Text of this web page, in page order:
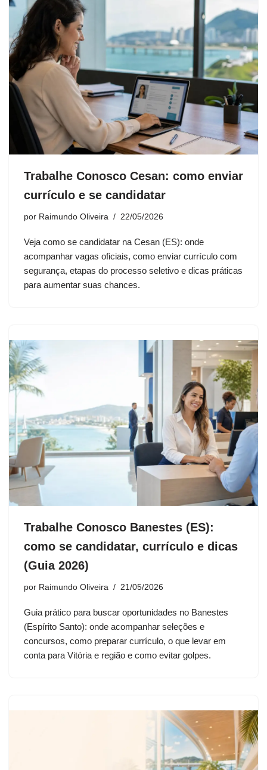
Trabalhe Conosco Cesan: como enviar
currículo e se candidatar
por Raimundo Oliveira 22/05/2026
Veja como se candidatar na Cesan (ES): onde
acompanhar vagas oficiais, como enviar currículo com
segurança, etapas do processo seletivo e dicas práticas
para aumentar suas chances.
Trabalhe Conosco Banestes (ES):
como se candidatar, currículo e dicas
(Guia 2026)
por Raimundo Oliveira 21/05/2026
Guia prático para buscar oportunidades no Banestes
(Espírito Santo): onde acompanhar seleções e
concursos, como preparar currículo, o que levar em
conta para Vitória e região e como evitar golpes.